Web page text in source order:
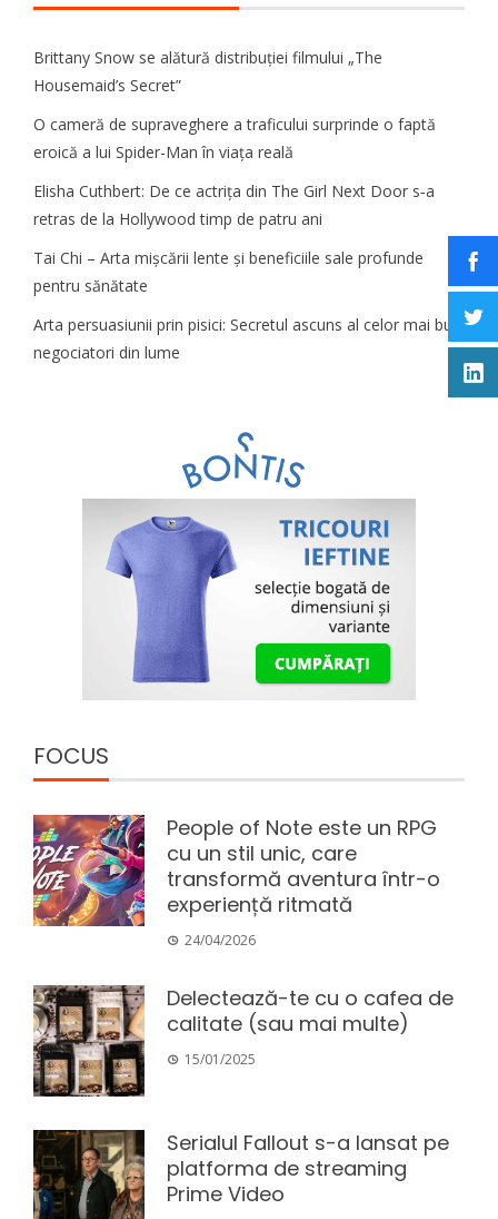
Brittany Snow se alătură distribuției filmului „The
Housemaid’s Secret”
O cameră de supraveghere a traficului surprinde o faptă
eroică a lui Spider-Man în viața reală
Elisha Cuthbert: De ce actrița din The Girl Next Door s‑a
retras de la Hollywood timp de patru ani
Tai Chi – Arta mișcării lente și beneficiile sale profunde
pentru sănătate
Arta persuasiunii prin pisici: Secretul ascuns al celor mai buni
negociatori din lume
FOCUS
People of Note este un RPG
cu un stil unic, care
transformă aventura într-o
experiență ritmată
24/04/2026
Delectează-te cu o cafea de
calitate (sau mai multe)
15/01/2025
Serialul Fallout s-a lansat pe
platforma de streaming
Prime Video